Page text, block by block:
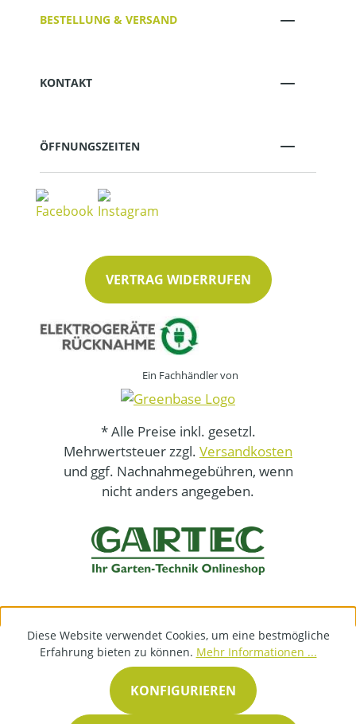
BESTELLUNG & VERSAND
KONTAKT
ÖFFNUNGSZEITEN
VERTRAG WIDERRUFEN
Ein Fachhändler von
* Alle Preise inkl. gesetzl.
Mehrwertsteuer zzgl. Versandkosten
und ggf. Nachnahmegebühren, wenn
nicht anders angegeben.
Diese Website verwendet Cookies, um eine bestmögliche
Erfahrung bieten zu können. Mehr Informationen ...
KONFIGURIEREN